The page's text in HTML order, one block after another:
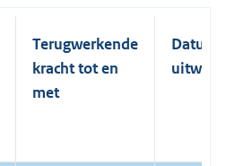
Terugwerkende
kracht tot en
met
Datum